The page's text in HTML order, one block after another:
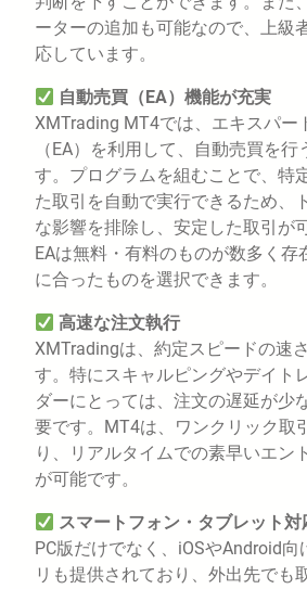
ーターの追加も可能なので、上級
応しています。
自動売買（EA）機能が充実
XMTrading MT4では、エキスパー
（EA）を利用して、自動売買を行
す。プログラムを組むことで、特
た取引を自動で実行できるため、
な影響を排除し、安定した取引が
EAは無料・有料のものが数多く存
に合ったものを選択できます。
高速な注文執行
XMTradingは、約定スピードの速
す。特にスキャルピングやデイト
ダーにとっては、注文の遅延が少
要です。MT4は、ワンクリック取
り、リアルタイムでの素早いエン
が可能です。
スマートフォン・タブレット対
PC版だけでなく、iOSやAndroid
リも提供されており、外出先でも